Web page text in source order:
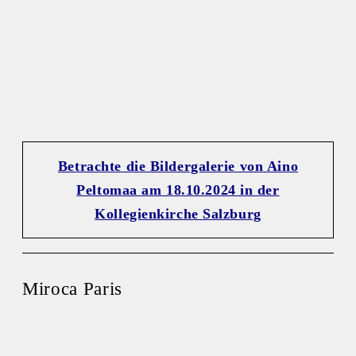
Betrachte die Bildergalerie von Aino
Peltomaa am 18.10.2024 in der
Kollegienkirche Salzburg
Miroca Paris